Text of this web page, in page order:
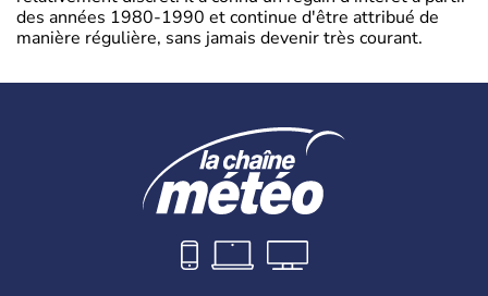
des années 1980-1990 et continue d'être attribué de
manière régulière, sans jamais devenir très courant.